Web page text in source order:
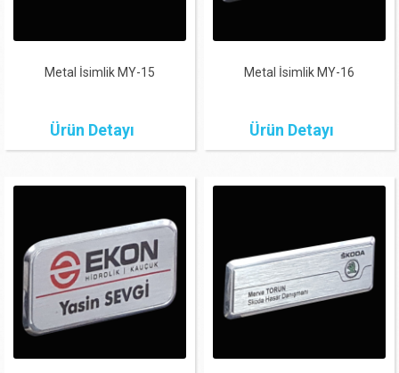
Metal İsimlik MY-15
Ürün Detayı
Metal İsimlik MY-16
Ürün Detayı